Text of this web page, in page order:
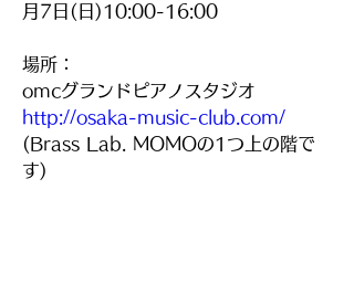
月7日(日)10:00-16:00
場所：
omcグランドピアノスタジオ
http://osaka-music-club.com/
(Brass Lab. MOMOの1つ上の階で
す)